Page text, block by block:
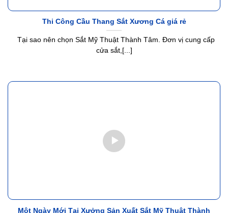
Thi Công Cầu Thang Sắt Xương Cá giá rẻ
Tại sao nên chọn Sắt Mỹ Thuật Thành Tâm. Đơn vị cung cấp
cửa sắt,[...]
Một Ngày Mới Tại Xưởng Sản Xuất Sắt Mỹ Thuật Thành